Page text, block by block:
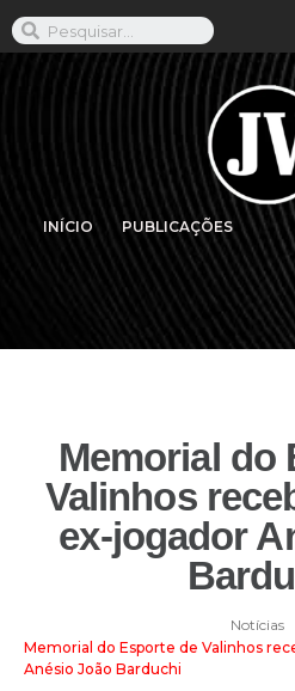
INÍCIO PUBLICAÇÕES
Memorial do
Valinhos
ex-jogador
Notícias
Memorial do Esporte de Valinhos
Anésio João Barduchi